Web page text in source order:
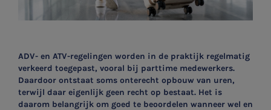
ADV- en ATV-regelingen worden in de praktijk regelmatig
verkeerd toegepast, vooral bij parttime medewerkers.
Daardoor ontstaat soms onterecht opbouw van uren,
terwijl daar eigenlijk geen recht op bestaat. Het is
daarom belangrijk om goed te beoordelen wanneer wel en